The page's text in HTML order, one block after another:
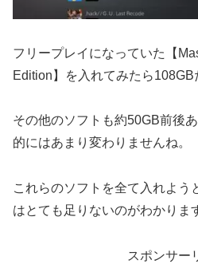
フリープレイになっていた【
Edition】を入れてみたら108GB
その他のソフトも約50GB前後
的にはあまり変わりませんね。
これらのソフトを全て入れよう
はとても足りないのがわかりま
スポンサー